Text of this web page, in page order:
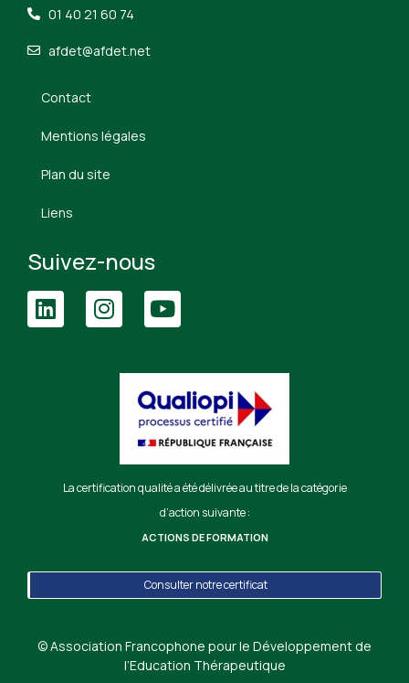
01 40 21 60 74
afdet@afdet.net
Contact
Mentions légales
Plan du site
Liens
Suivez-nous
La certification qualité a été délivrée au titre de la catégorie
d’action suivante :
ACTIONS DE FORMATION
Consulter notre certificat
© Association Francophone pour le Développement de
l’Education Thérapeutique